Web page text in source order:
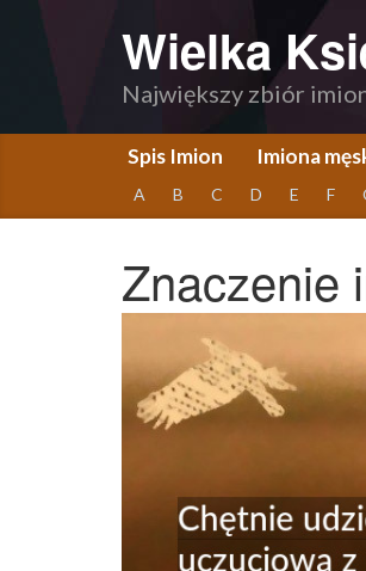
Wielka
Największy zbiór
Spis Imion Imiona
A B C D E F
Znaczenie